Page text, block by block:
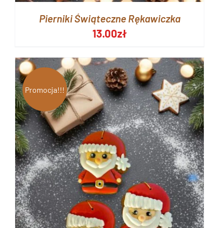
Pierniki Świąteczne Rękawiczka
13.00zł
Promocja!!!